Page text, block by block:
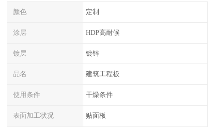
颜色 定制
涂层 HDP高耐候
镀层 镀锌
品名 建筑工程板
使用条件 干燥条件
表面加工状况 贴面板